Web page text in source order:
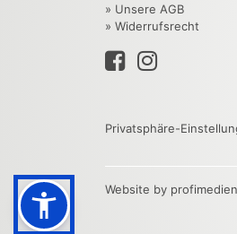
» Unsere AGB
» Widerrufsrecht
Privatsphäre-
Website by